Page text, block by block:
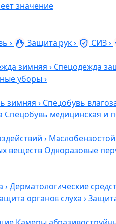
значение
› Защита рук› СИЗ›
зимняя › Спецодежда
уборы ›
зимняя › Спецобувь
Спецобувь медицинская и
›
веществ Одноразовые
›Дерматологические
органов слуха ›